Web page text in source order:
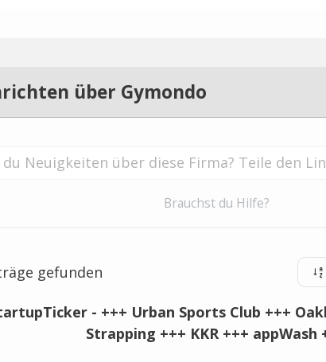
über Gymondo
Brauchst du Hilfe?
gefunden